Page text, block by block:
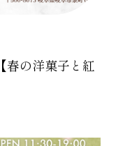
春の洋菓子と紅